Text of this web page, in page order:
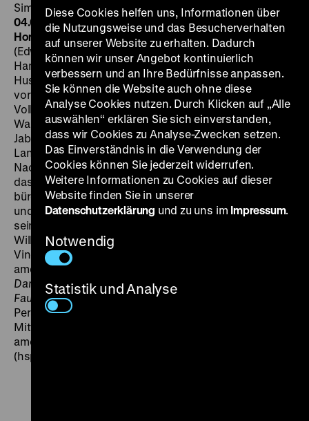
Simone Simon, 107’· 35mm, OF
SA 01.06. um 21 Uhr + DI
04.06. um 20 Uhr
Einführung am 01.06.: Friederike
HorstmannDer angesehene Politiker Daniel Webster
(Edward Arnold) folgt bei seinen Statements in New
Hampshire gerne den Eingebungen des Teufels (Walter
Huston), weil sich dies für seine Popularität als
vorteilhaft erweist. Webster gilt als ein Mann des
Volkes, der die Sorgen und Nöte der Farmer in seinem
Wahlkreis versteht. Unter diesen Farmern ist auch
Jabez Stone (James Craig), der sich mit seiner
Landwirtschaft abmüht, bei seinen einfältigen
Nachbarn aber in hohem Ansehen steht. Jabez weckt
das Interesse von Mr. Scratch, wie der Teufel mit
bürgerlichem Namen heißt. Als Mr. Scratch ihm Geld
und Macht in Aussicht stellt, verpfändet Jabez ihm
seine Seele… Für seine erste Eigenproduktion verfilmt
William Dieterle eine Kurzgeschichte von Stephen
Vincent Benét, der zur Avantgarde der US-
amerikanischen Literaturszene gehört.
Daniel Websterist eine raffinierte Kombination aus
Faust
undSandmann, die um die historische
Persönlichkeit Daniel Websters (1782-1852) kreist, der
Mitte des 19. Jahrhunderts als Populist in der US-
amerikanischen Politik eine legendäre Rolle spielte.
(hsp)
Diese Cookies helfen uns, Informationen über
die Nutzungsweise und das Besucherverhalten
auf unserer Website zu erhalten. Dadurch
können wir unser Angebot kontinuierlich
verbessern und an Ihre Bedürfnisse anpassen.
Sie können die Website auch ohne diese
Analyse Cookies nutzen. Durch Klicken auf „Alle
auswählen“ erklären Sie sich einverstanden,
dass wir Cookies zu Analyse-Zwecken setzen.
Das Einverständnis in die Verwendung der
Cookies können Sie jederzeit widerrufen.
Weitere Informationen zu Cookies auf dieser
Website finden Sie in unserer
Datenschutzerklärung und zu uns im Impressum.
Notwendig
Statistik und Analyse